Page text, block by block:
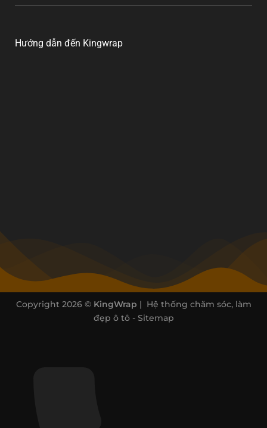
Hướng dẫn đến Kingwrap
Copyright 2026 © KingWrap | Hệ thống chăm sóc, làm
đẹp ô tô - Sitemap